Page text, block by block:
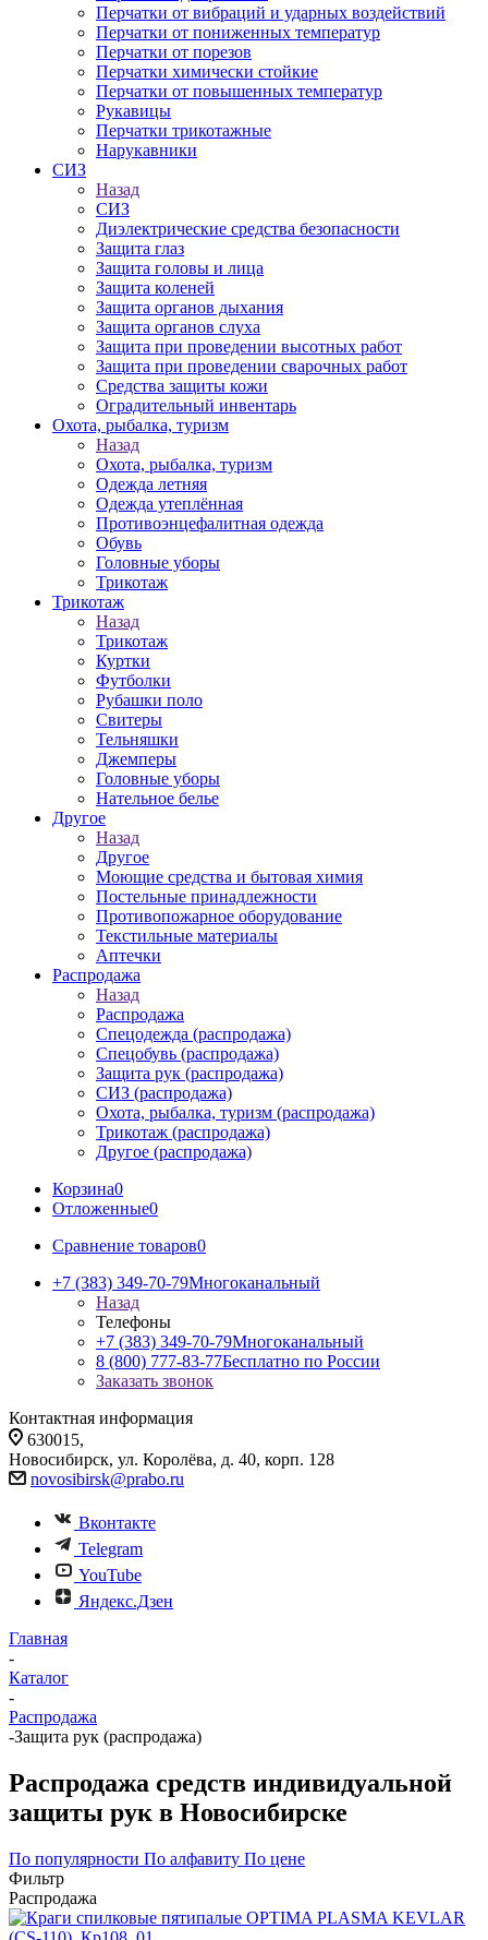
Перчатки от вибраций и ударных воздействий
Перчатки от пониженных температур
Перчатки от порезов
Перчатки химически стойкие
Перчатки от повышенных температур
Рукавицы
Перчатки трикотажные
Нарукавники
СИЗ
Назад
СИЗ
Диэлектрические средства безопасности
Защита глаз
Защита головы и лица
Защита коленей
Защита органов дыхания
Защита органов слуха
Защита при проведении высотных работ
Защита при проведении сварочных работ
Средства защиты кожи
Оградительный инвентарь
Охота, рыбалка, туризм
Назад
Охота, рыбалка, туризм
Одежда летняя
Одежда утеплённая
Противоэнцефалитная одежда
Обувь
Головные уборы
Трикотаж
Трикотаж
Назад
Трикотаж
Куртки
Футболки
Рубашки поло
Свитеры
Тельняшки
Джемперы
Головные уборы
Нательное белье
Другое
Назад
Другое
Моющие средства и бытовая химия
Постельные принадлежности
Противопожарное оборудование
Текстильные материалы
Аптечки
Распродажа
Назад
Распродажа
Спецодежда (распродажа)
Спецобувь (распродажа)
Защита рук (распродажа)
СИЗ (распродажа)
Охота, рыбалка, туризм (распродажа)
Трикотаж (распродажа)
Другое (распродажа)
Корзина0
Отложенные0
Сравнение товаров0
+7 (383) 349-70-79Многоканальный
Назад
Телефоны
+7 (383) 349-70-79Многоканальный
8 (800) 777-83-77Бесплатно по России
Заказать звонок
Контактная информация
630015,
Новосибирск, ул. Королёва, д. 40, корп. 128
novosibirsk@prabo.ru
Вконтакте
Telegram
YouTube
Яндекс.Дзен
Главная
-
Каталог
-
Распродажа
-Защита рук (распродажа)
Распродажа средств индивидуальной
защиты рук в Новосибирске
По популярности По алфавиту По цене
Фильтр
Распродажа